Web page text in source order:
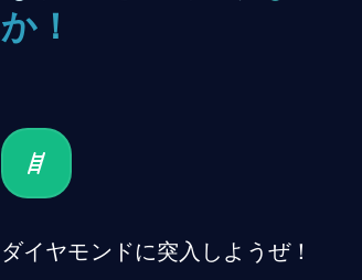
か！
ダイヤモンドに突入しようぜ！